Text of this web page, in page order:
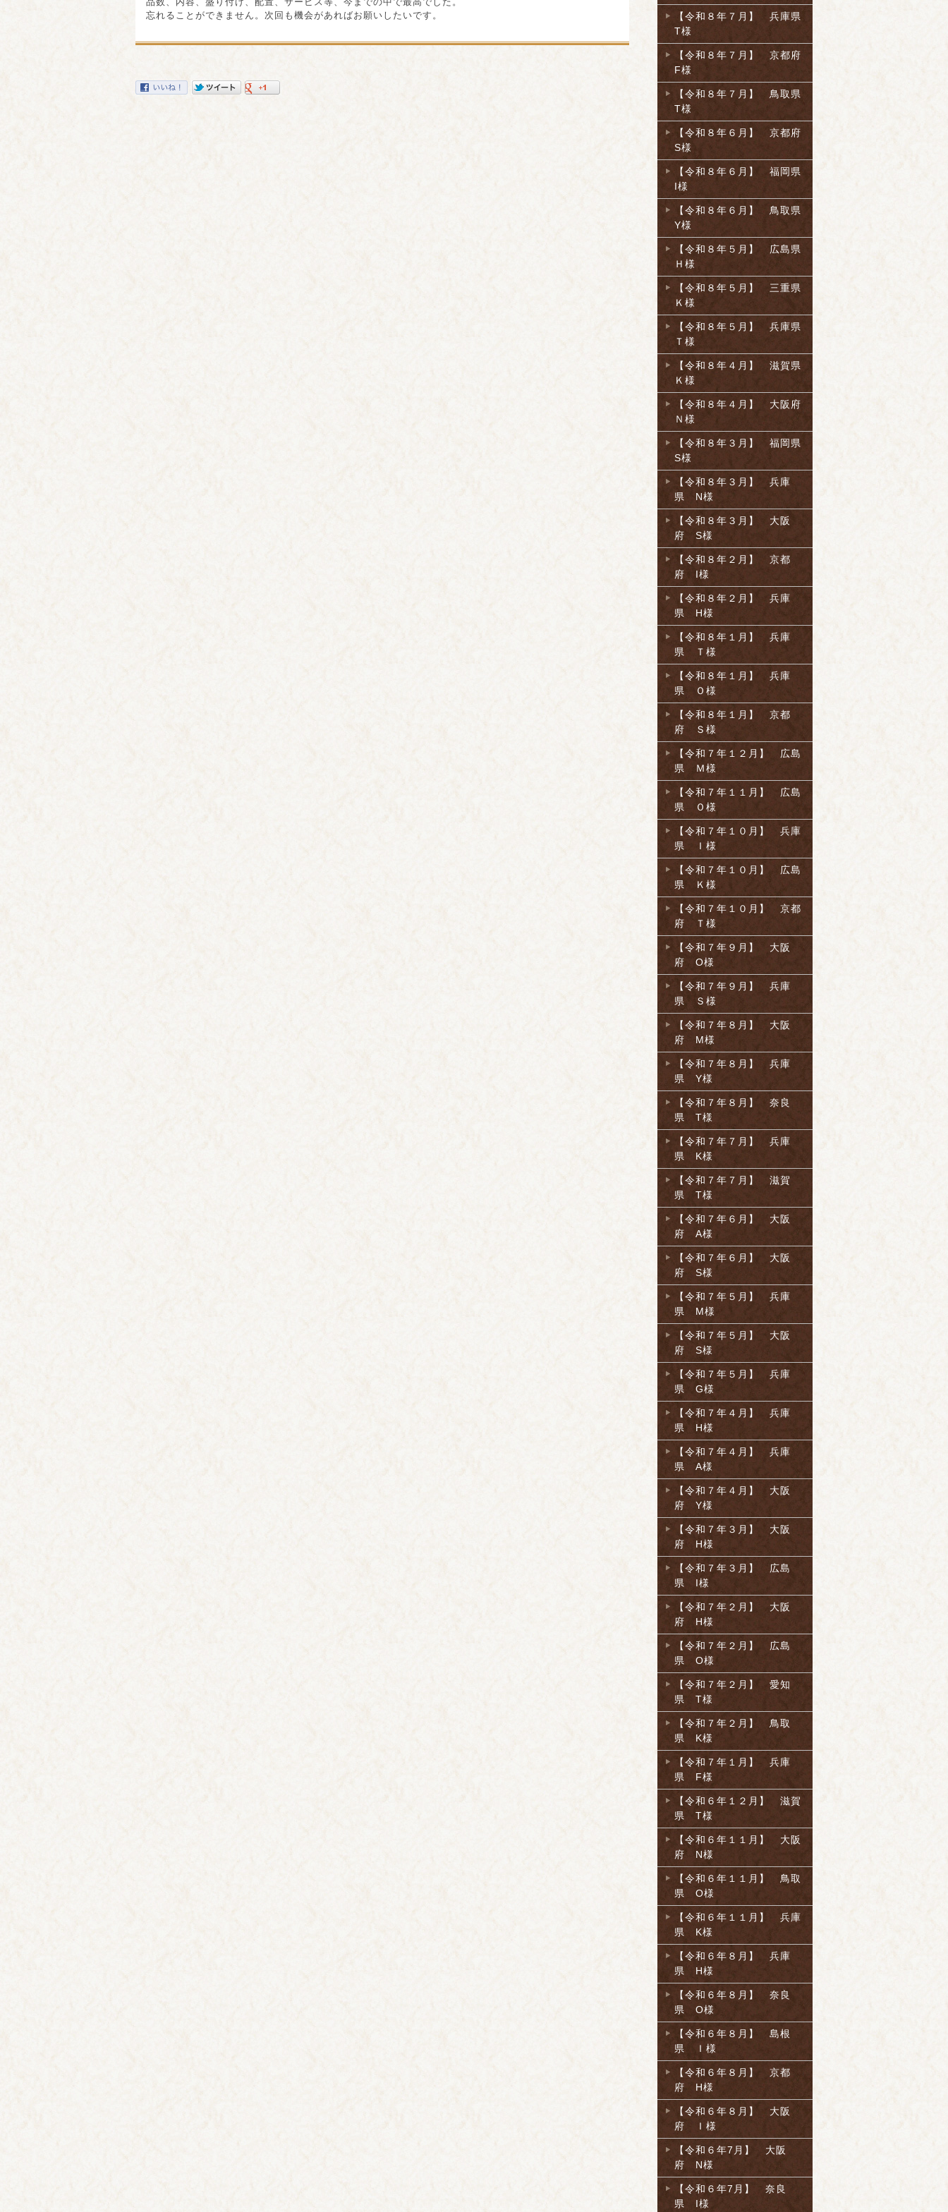
忘れることができません。次回も機会があればお願いしたいです。
【令和８年７月】 兵庫県
T様
【令和８年７月】 京都府
F様
【令和８年７月】 鳥取県
T様
【令和８年６月】 京都府
S様
【令和８年６月】 福岡県
I様
【令和８年６月】 鳥取県
Y様
【令和８年５月】 広島県
Ｈ様
【令和８年５月】 三重県
Ｋ様
【令和８年５月】 兵庫県
Ｔ様
【令和８年４月】 滋賀県
Ｋ様
【令和８年４月】 大阪府
Ｎ様
【令和８年３月】 福岡県
S様
【令和８年３月】 兵庫
県 N様
【令和８年３月】 大阪
府 S様
【令和８年２月】 京都
府 I様
【令和８年２月】 兵庫
県 H様
【令和８年１月】 兵庫
県 Ｔ様
【令和８年１月】 兵庫
県 Ｏ様
【令和８年１月】 京都
府 Ｓ様
【令和７年１２月】 広島
県 Ｍ様
【令和７年１１月】 広島
県 Ｏ様
【令和７年１０月】 兵庫
県 Ｉ様
【令和７年１０月】 広島
県 Ｋ様
【令和７年１０月】 京都
府 Ｔ様
【令和７年９月】 大阪
府 O様
【令和７年９月】 兵庫
県 Ｓ様
【令和７年８月】 大阪
府 M様
【令和７年８月】 兵庫
県 Y様
【令和７年８月】 奈良
県 T様
【令和７年７月】 兵庫
県 K様
【令和７年７月】 滋賀
県 T様
【令和７年６月】 大阪
府 A様
【令和７年６月】 大阪
府 S様
【令和７年５月】 兵庫
県 M様
【令和７年５月】 大阪
府 S様
【令和７年５月】 兵庫
県 G様
【令和７年４月】 兵庫
県 H様
【令和７年４月】 兵庫
県 A様
【令和７年４月】 大阪
府 Y様
【令和７年３月】 大阪
府 H様
【令和７年３月】 広島
県 I様
【令和７年２月】 大阪
府 H様
【令和７年２月】 広島
県 O様
【令和７年２月】 愛知
県 T様
【令和７年２月】 鳥取
県 K様
【令和７年１月】 兵庫
県 F様
【令和６年１２月】 滋賀
県 T様
【令和６年１１月】 大阪
府 N様
【令和６年１１月】 鳥取
県 O様
【令和６年１１月】 兵庫
県 K様
【令和６年８月】 兵庫
県 H様
【令和６年８月】 奈良
県 O様
【令和６年８月】 島根
県 Ｉ様
【令和６年８月】 京都
府 H様
【令和６年８月】 大阪
府 Ｉ様
【令和６年7月】 大阪
府 N様
【令和６年7月】 奈良
県 I様